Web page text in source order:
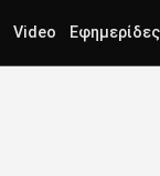
Video Εφημερίδες